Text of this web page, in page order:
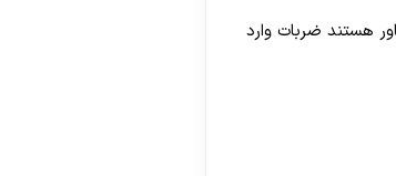
هستند ضربات وارد